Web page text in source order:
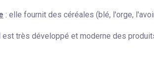
: elle fournit des céréales (blé, l'orge,
est très développé et moderne des